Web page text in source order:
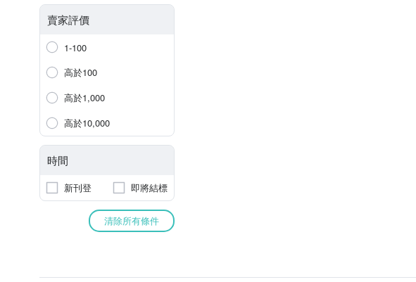
賣家評價
1-100
高於100
高於1,000
高於10,000
時間
新刊登 即將結標
清除所有條件